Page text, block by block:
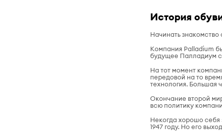
История
Начинать
Компания Palladium
будущее Палладиум
На тот момент
передовой на то
технология. Большая
Окончание второй
всю политику
Некогда хорошо себя
1947 году. Но его